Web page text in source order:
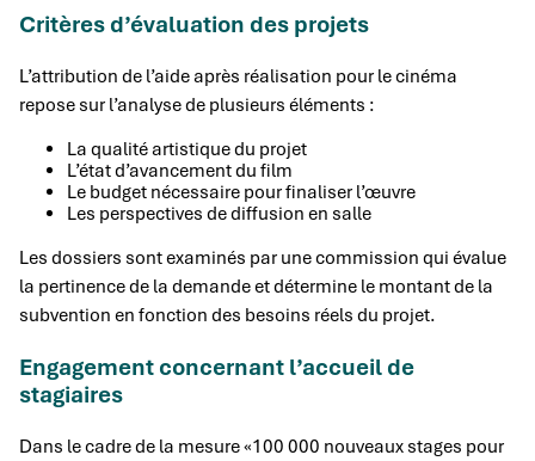
Critères d’évaluation des projets
L’attribution de l’aide après réalisation pour le cinéma
repose sur l’analyse de plusieurs éléments :
La qualité artistique du projet
L’état d’avancement du film
Le budget nécessaire pour finaliser l’œuvre
Les perspectives de diffusion en salle
Les dossiers sont examinés par une commission qui évalue
la pertinence de la demande et détermine le montant de la
subvention en fonction des besoins réels du projet.
Engagement concernant l’accueil de
stagiaires
Dans le cadre de la mesure «100 000 nouveaux stages pour